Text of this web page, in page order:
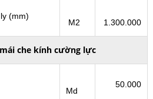
(mm)
M2 1.300.000
che kính cường lực
Md
50.000